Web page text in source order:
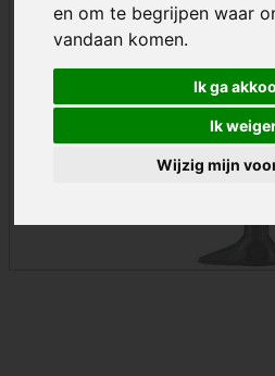
en om te begrijpen waar
vandaan komen.
Ik ga
Ik
Wijzig mijn